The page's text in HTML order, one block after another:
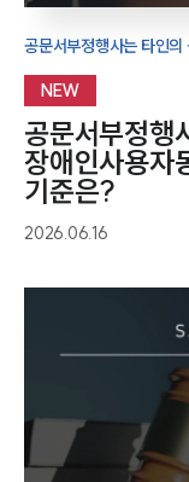
공문서부정행사는 타인
합니다.
NEW
공문서부정행
장애인사용자
기준은?
2026.06.16